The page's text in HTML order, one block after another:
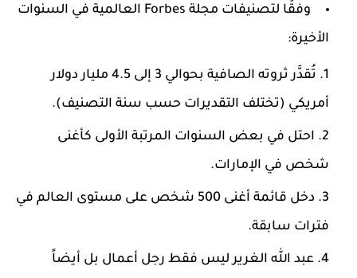
وفقًا لتصنيفات مجلة Forbes العالمية في السنوات
الأخيرة:
تُقدَّر ثروته الصافية بحوالي 3 إلى 4.5 مليار دولار
أمريكي (تختلف التقديرات حسب سنة التصنيف).
احتل في بعض السنوات المرتبة الأولى كأغنى
شخص في الإمارات.
دخل قائمة أغنى 500 شخص على مستوى العالم في
فترات سابقة.
عبد الله الغرير ليس فقط رجل أعمال بل أيضاً